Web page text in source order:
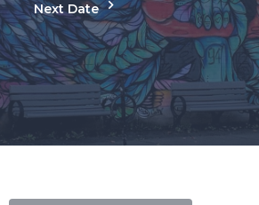
Next Date